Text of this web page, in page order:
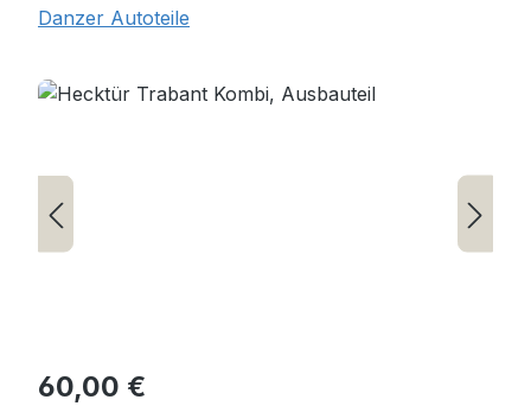
Danzer Autoteile
Bildergalerie überspringen
Regulärer Preis:
60,00 €